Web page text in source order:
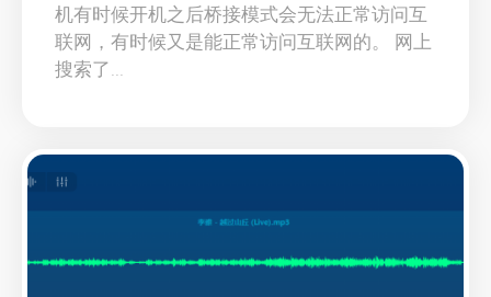
机有时候开机之后桥接模式会无法正常访问互
联网，有时候又是能正常访问互联网的。 网上
搜索了...